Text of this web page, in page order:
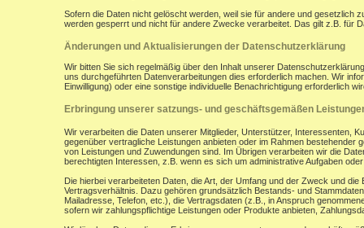
Sofern die Daten nicht gelöscht werden, weil sie für andere und gesetzlich
werden gesperrt und nicht für andere Zwecke verarbeitet. Das gilt z.B. für
Änderungen und Aktualisierungen der Datenschutzerklärung
Wir bitten Sie sich regelmäßig über den Inhalt unserer
uns durchgeführten Datenverarbeitungen dies erforderlich machen. Wir
Einwilligung) oder eine sonstige individuelle Benachrichtigung erforderlich
Erbringung unserer satzungs- und geschäftsgemäßen
Wir verarbeiten die Daten unserer Mitglieder, Unterstützer, Interessenten,
gegenüber vertragliche Leistungen anbieten oder im Rahmen
von Leistungen und Zuwendungen sind. Im Übrigen verarbeiten wir die
berechtigten Interessen, z.B. wenn es sich um administrative Aufgaben
Die hierbei verarbeiteten Daten, die Art, der Umfang und der Zweck und
Vertragsverhältnis. Dazu gehören grundsätzlich Bestands- und
Mailadresse, Telefon, etc.), die Vertragsdaten (z.B., in Anspruch
sofern wir zahlungspflichtige Leistungen oder Produkte anbieten,